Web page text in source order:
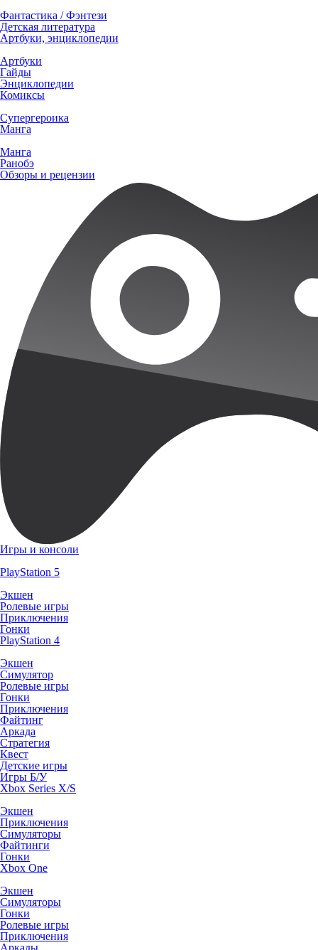
Фантастика / Фэнтези
Детская литература
Артбуки, энциклопедии
Артбуки
Гайды
Энциклопедии
Комиксы
Супергероика
Манга
Манга
Ранобэ
Обзоры и рецензии
Игры и консоли
PlayStation 5
Экшен
Ролевые игры
Приключения
Гонки
PlayStation 4
Экшен
Симулятор
Ролевые игры
Гонки
Приключения
Файтинг
Аркада
Стратегия
Квест
Детские игры
Игры Б/У
Xbox Series X/S
Экшен
Приключения
Симуляторы
Файтинги
Гонки
Xbox One
Экшен
Симуляторы
Гонки
Ролевые игры
Приключения
Аркады